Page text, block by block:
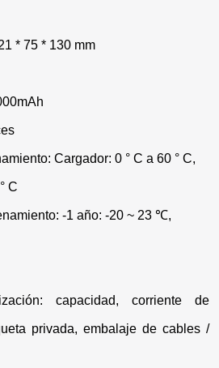
* 75 * 130 mm
Cargador: 0 ° C a 60 ° C,
C
-1 año: -20 ~ 23 ℃,
capacidad, corriente de
privada, embalaje de cables /